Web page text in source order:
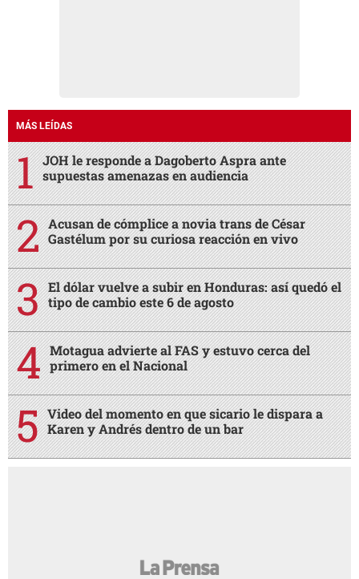
MÁS LEÍDAS
JOH le responde a Dagoberto Aspra ante
supuestas amenazas en audiencia
Acusan de cómplice a novia trans de César
Gastélum por su curiosa reacción en vivo
El dólar vuelve a subir en Honduras: así quedó el
tipo de cambio este 6 de agosto
Motagua advierte al FAS y estuvo cerca del
primero en el Nacional
Video del momento en que sicario le dispara a
Karen y Andrés dentro de un bar